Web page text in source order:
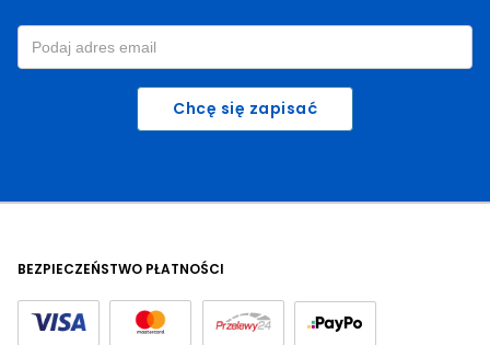
Chcę się zapisać
BEZPIECZEŃSTWO PŁATNOŚCI